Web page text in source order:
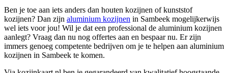
Ben je toe aan iets anders dan houten kozijnen of kunststof
kozijnen? Dan zijn aluminium kozijnen in Sambeek mogelijkerwijs
wel iets voor jou! Wil je dat een professional de aluminium kozijnen
aanlegt? Vraag dan nu nog offertes aan en bespaar nu. Er zijn
immers genoeg competente bedrijven om je te helpen aan aluminium
kozijnen in Sambeek te komen.